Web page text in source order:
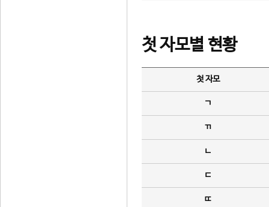
첫 자모별 현황
첫 자모
ㄱ
ㄲ
ㄴ
ㄷ
ㄸ